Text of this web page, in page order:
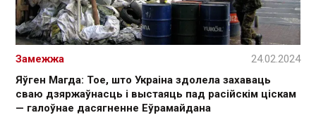
Яўген Магда: Тое, што Украіна здолела захаваць
сваю дзяржаўнасць і выстаяць пад расійскім ціскам
— галоўнае дасягненне Еўрамайдана
Замежжа 24.02.2024